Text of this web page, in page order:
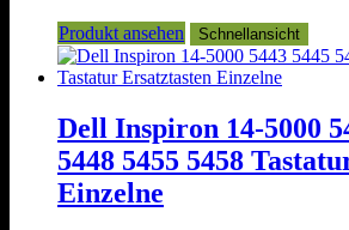
Produkt ansehen Schnellansicht
Dell Inspiron 14-5000
5448 5455 5458
Einzelne